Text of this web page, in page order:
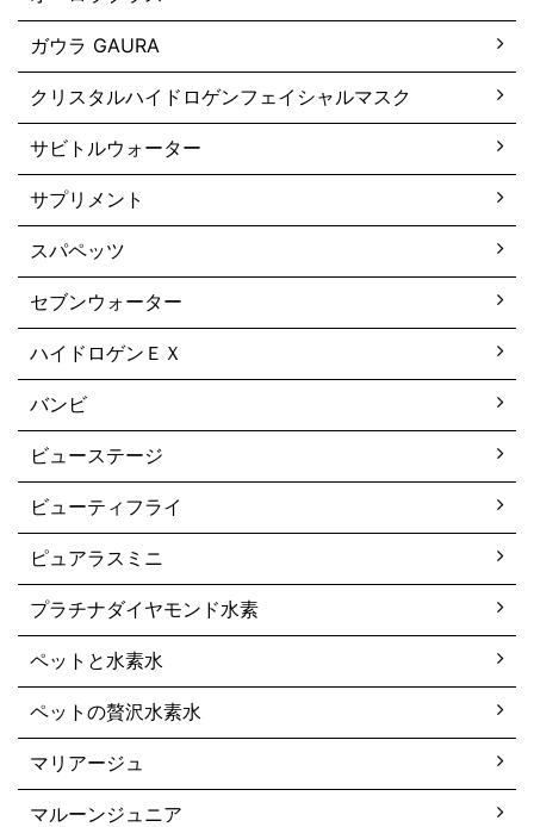
ガウラ GAURA
クリスタルハイドロゲンフェイシャルマスク
サビトルウォーター
サプリメント
スパペッツ
セブンウォーター
ハイドロゲンＥＸ
バンビ
ビューステージ
ビューティフライ
ピュアラスミニ
プラチナダイヤモンド水素
ペットと水素水
ペットの贅沢水素水
マリアージュ
マルーンジュニア